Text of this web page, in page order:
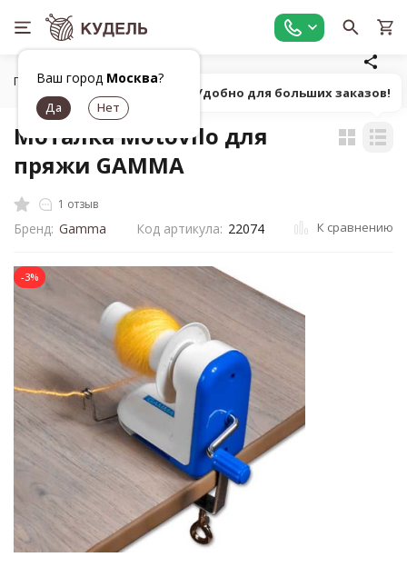
Ваш город Москва?
Главная Оборудование
Моталка Motovilo для
пряжи GAMMA
1 отзыв
Бренд: Gamma Код артикула: 22074 К сравнению
-3%
Попробуй! Удобно для больших заказов!